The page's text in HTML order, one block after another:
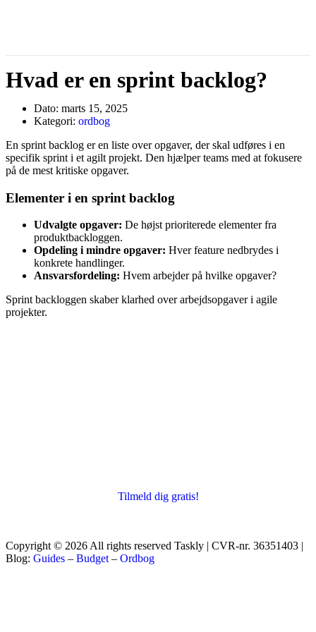
Hvad er en sprint backlog?
Dato: marts 15, 2025
Kategori: ordbog
En sprint backlog er en liste over opgaver, der skal udføres i en
specifik sprint i et agilt projekt. Den hjælper teams med at fokusere
på de mest kritiske opgaver.
Elementer i en sprint backlog
Udvalgte opgaver: De højst prioriterede elementer fra
produktbackloggen.
Opdeling i mindre opgaver: Hver feature nedbrydes i
konkrete handlinger.
Ansvarsfordeling: Hvem arbejder på hvilke opgaver?
Sprint backloggen skaber klarhed over arbejdsopgaver i agile
projekter.
Tilmeld dig gratis!
Copyright © 2026 All rights reserved Taskly | CVR-nr. 36351403 |
Blog: Guides – Budget – Ordbog